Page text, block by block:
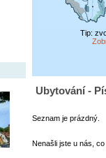
Tip:
Ubytování -
Seznam je prázdný.
Nenašli jste u nás,